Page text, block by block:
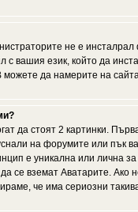
не е
вашия език, който да
да намерите на
да стоят 2 картинки.
на форумите или пък
е уникална или лична
се вземат Аватарите.
че има сериозни